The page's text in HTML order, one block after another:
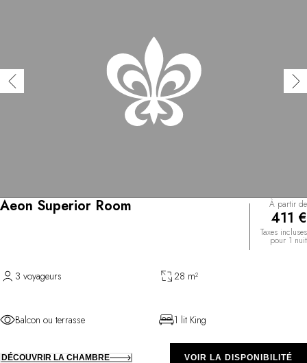
Aeon Superior Room À partir de
411 €
Taxes incluses
pour 1 nuit
3 voyageurs 28 m²
Balcon ou terrasse 1 lit King
DÉCOUVRIR LA CHAMBRE VOIR LA DISPONIBILITÉ